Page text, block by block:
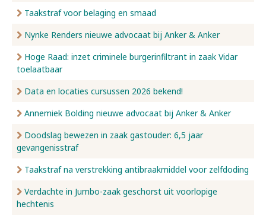
Taakstraf voor belaging en smaad
Nynke Renders nieuwe advocaat bij Anker & Anker
Hoge Raad: inzet criminele burgerinfiltrant in zaak Vidar
toelaatbaar
Data en locaties cursussen 2026 bekend!
Annemiek Bolding nieuwe advocaat bij Anker & Anker
Doodslag bewezen in zaak gastouder: 6,5 jaar
gevangenisstraf
Taakstraf na verstrekking antibraakmiddel voor zelfdoding
Verdachte in Jumbo-zaak geschorst uit voorlopige
hechtenis